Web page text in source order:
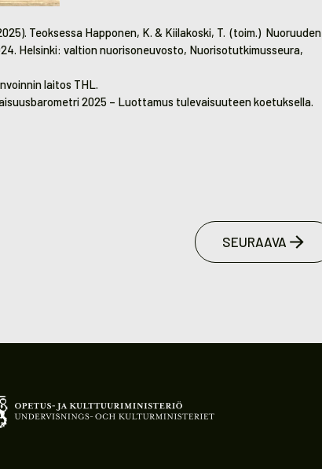
Teoksessa Happonen, K. & Kiilakoski, T. (toim.) Nuoruuden
Helsinki: valtion nuorisoneuvosto, Nuorisotutkimusseura,
laitos THL.
2025 – Luottamus tulevaisuuteen koetuksella.
SEURAAVA